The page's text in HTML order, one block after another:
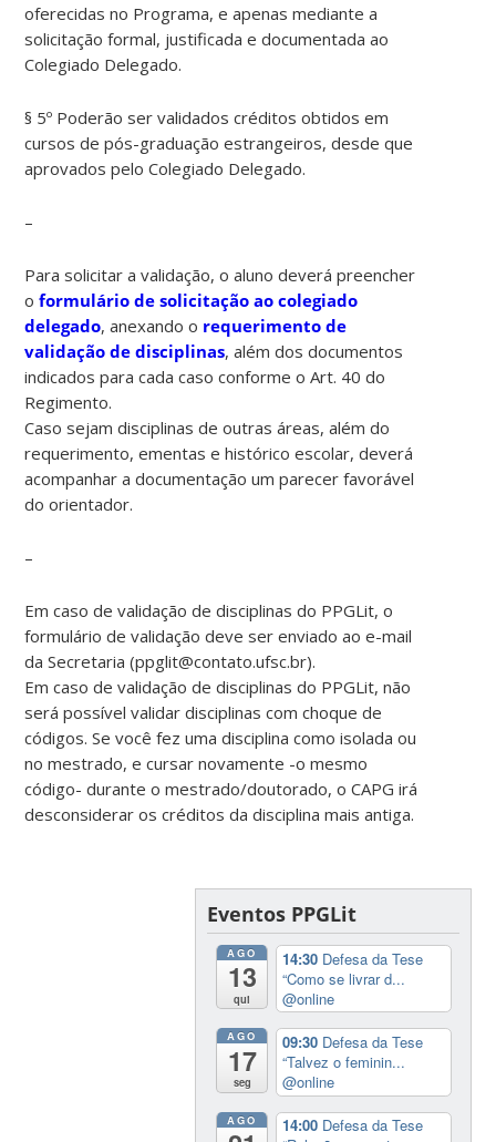
oferecidas no Programa, e apenas mediante a
solicitação formal, justificada e documentada ao
Colegiado Delegado.
§ 5º Poderão ser validados créditos obtidos em
cursos de pós-graduação estrangeiros, desde que
aprovados pelo Colegiado Delegado.
–
Para solicitar a validação, o aluno deverá preencher
oformulário de solicitação ao colegiado
delegado, anexando o requerimento de
validação de disciplinas, além dos documentos
indicados para cada caso conforme o Art. 40 do
Regimento.
Caso sejam disciplinas de outras áreas, além do
requerimento, ementas e histórico escolar, deverá
acompanhar a documentação um parecer favorável
do orientador.
–
Em caso de validação de disciplinas do PPGLit, o
formulário de validação deve ser enviado ao e-mail
da Secretaria (ppglit@contato.ufsc.br).
Em caso de validação de disciplinas do PPGLit, não
será possível validar disciplinas com choque de
códigos. Se você fez uma disciplina como isolada ou
no mestrado, e cursar novamente -o mesmo
código- durante o mestrado/doutorado, o CAPG irá
desconsiderar os créditos da disciplina mais antiga.
Eventos PPGLit
AGO
13
qui
14:30 Defesa da Tese
“Como se livrar d...
@online
AGO
17
seg
09:30 Defesa da Tese
“Talvez o feminin...
@online
AGO 14:00 Defesa da Tese